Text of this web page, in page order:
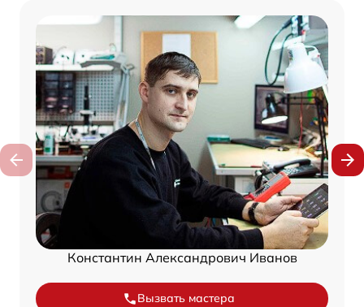
Константин Александрович Иванов
Вызвать мастера